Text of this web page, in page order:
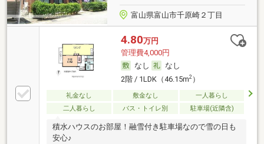
富山県富山市千原崎２丁目
4.80万円
管理費4,000円
なし
なし
2階 / 1LDK（46.15m2）
礼金なし 敷金なし
一人暮らし
二人暮らし
バス・トイレ別 駐車場(近隣含)
積水ハウスのお部屋！融雪付き駐車場なので雪の日も
安心♪